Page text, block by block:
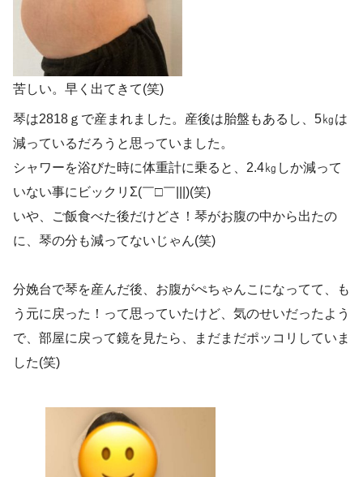
苦しい。早く出てきて(笑)
琴は2818ｇで産まれました。産後は胎盤もあるし、5㎏は
減っているだろうと思っていました。
シャワーを浴びた時に体重計に乗ると、2.4㎏しか減って
いない事にビックリΣ(￣□￣|||)(笑)
いや、ご飯食べた後だけどさ！琴がお腹の中から出たの
に、琴の分も減ってないじゃん(笑)
分娩台で琴を産んだ後、お腹がぺちゃんこになってて、も
う元に戻った！って思っていたけど、気のせいだったよう
で、部屋に戻って鏡を見たら、まだまだポッコリしていま
した(笑)